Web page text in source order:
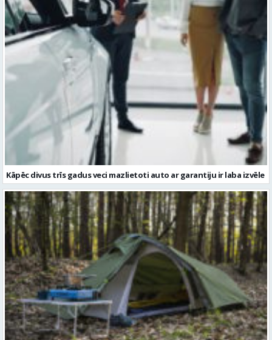
Kāpēc divus trīs gadus veci mazlietoti auto ar garantiju ir laba izvēle
Kā izvēlēties izturīgu telti? Svarīgākie tehniskie parametri un
salīdzinājums